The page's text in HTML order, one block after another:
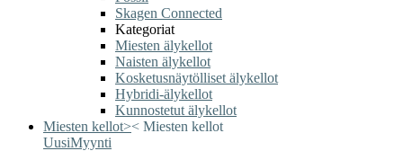
Skagen Connected
Kategoriat
Miesten älykellot
Naisten älykellot
Kosketusnäytölliset älykellot
Hybridi-älykellot
Kunnostetut älykellot
Miesten kellot>< Miesten kellot
UusiMyynti